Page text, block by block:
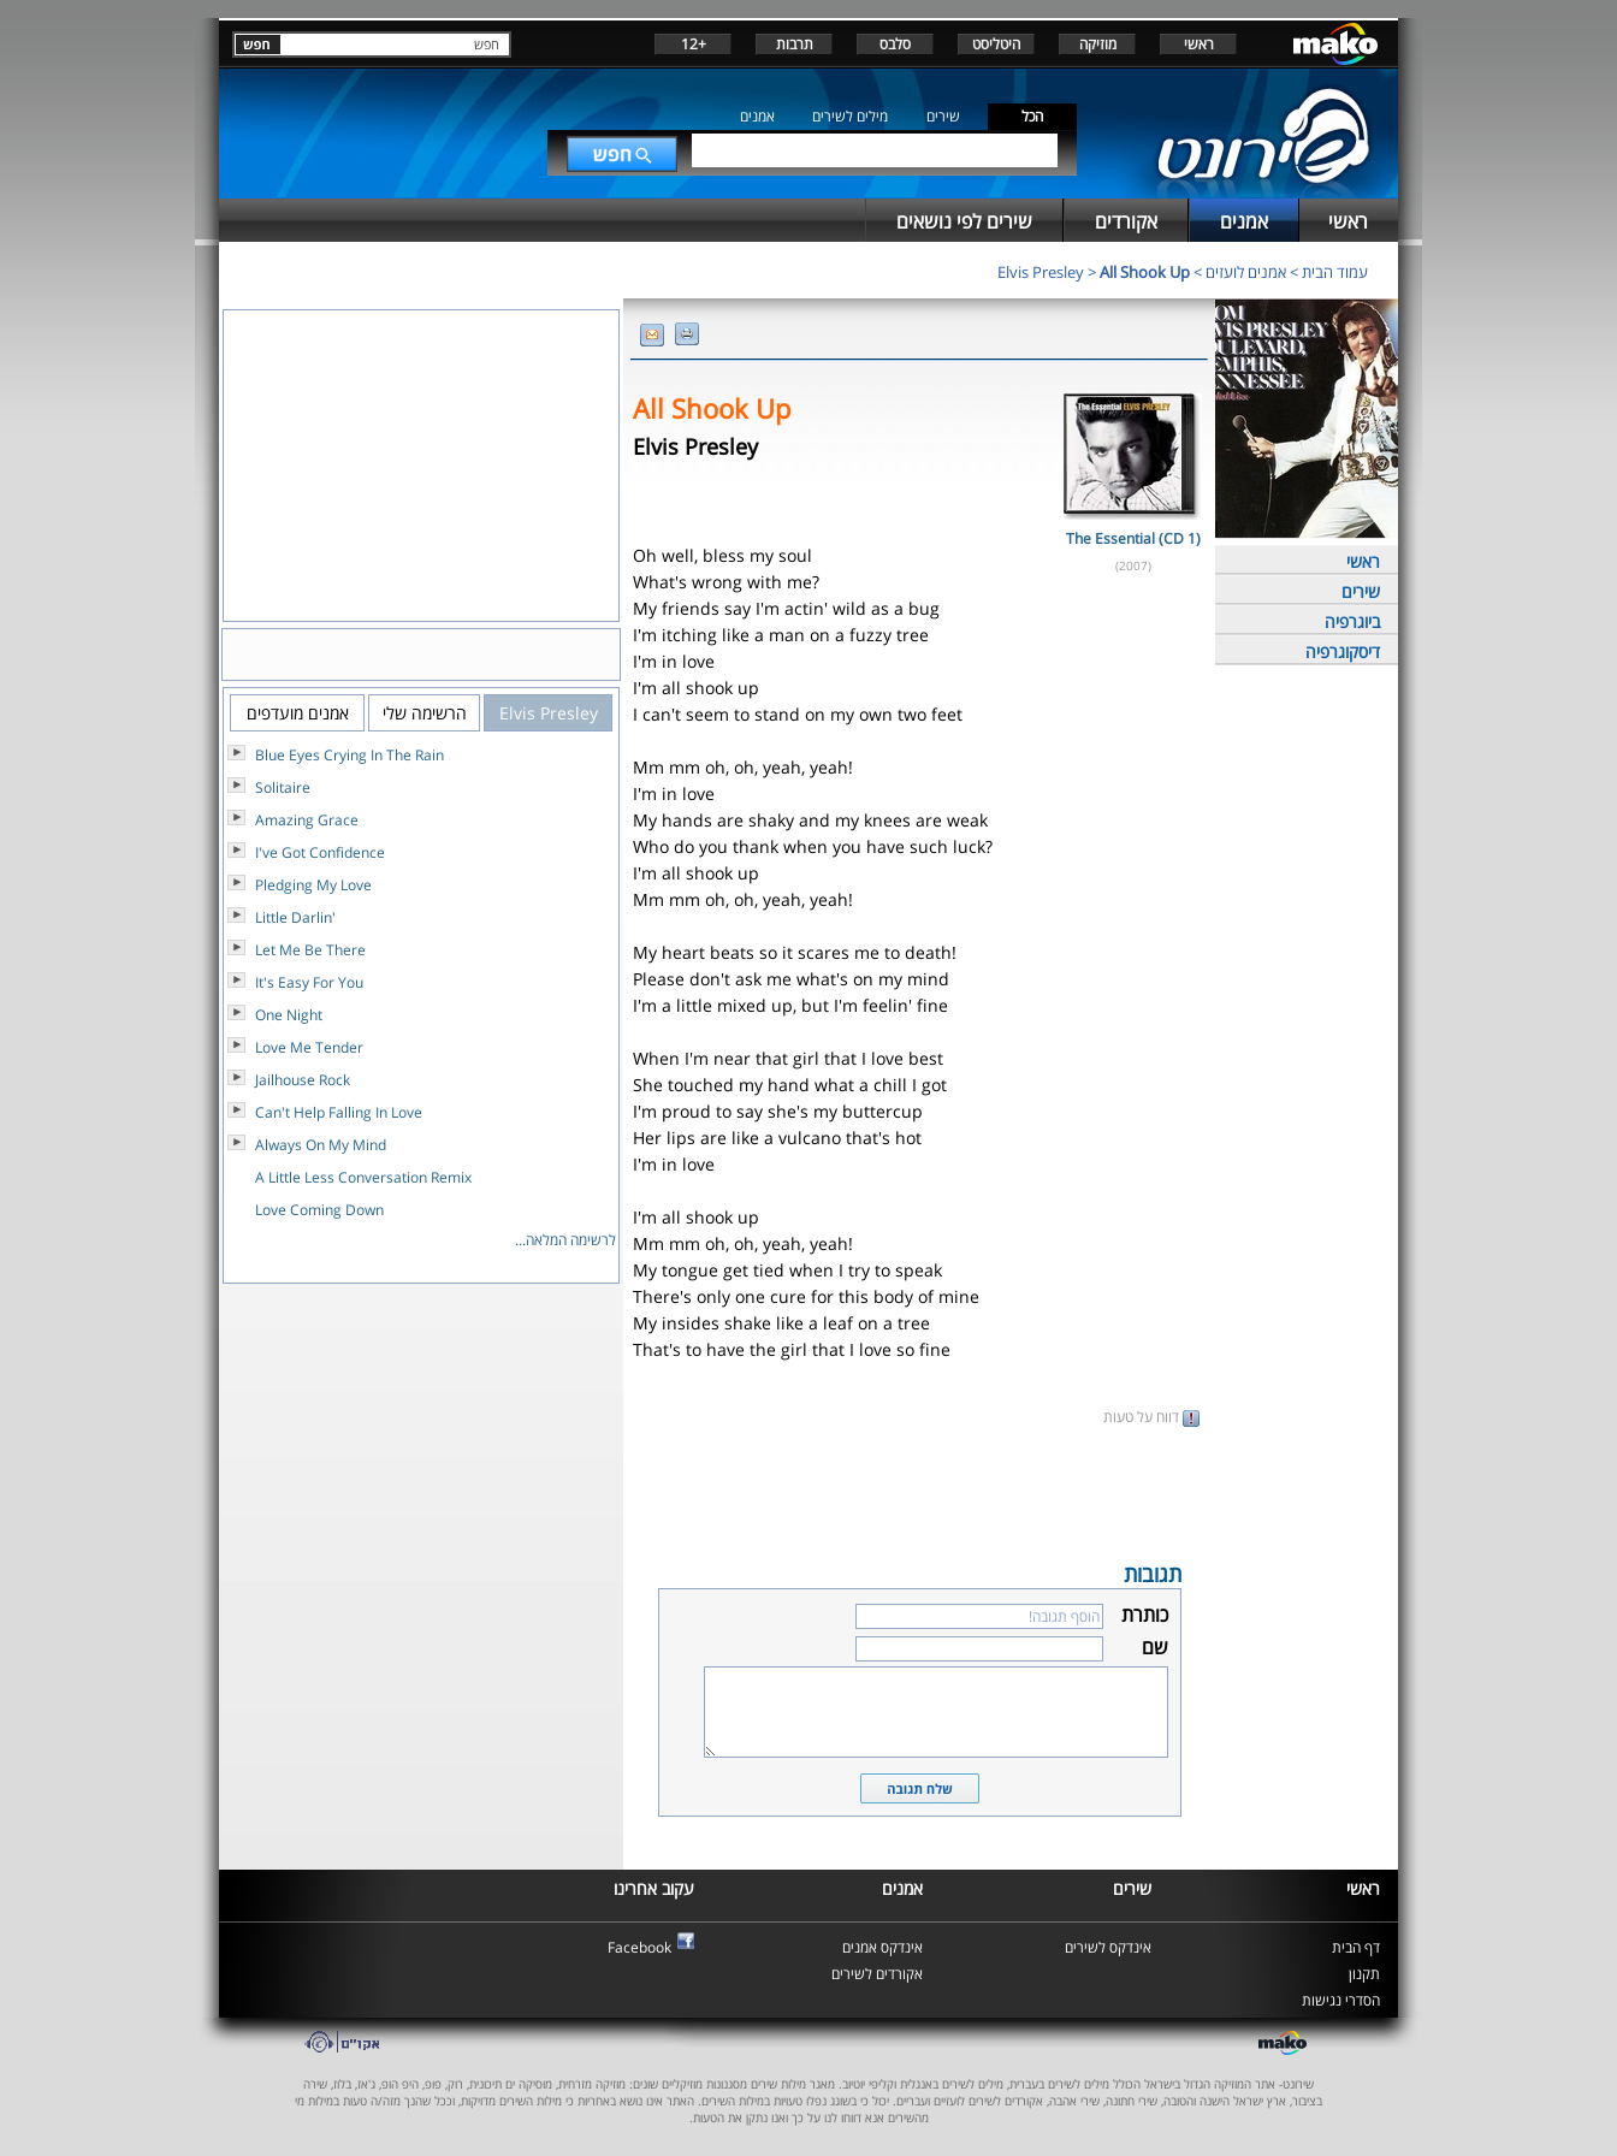
ראשי מוזיקה היטליסט סלבס תרבות +12
הכל שירים מילים לשירים אמנים
ראשי אמנים אקורדים שירים לפי נושאים
עמוד הבית>אמנים לועזים >
Elvis Presley>All Shook Up
ראשי
שירים
ביוגרפיה
דיסקוגרפיה
All Shook Up
Elvis Presley
Oh well, bless my soul
What's wrong with me?
My friends say I'm actin' wild as a bug
I'm itching like a man on a fuzzy tree
I'm in love
I'm all shook up
I can't seem to stand on my own two feet
Mm mm oh, oh, yeah, yeah!
I'm in love
My hands are shaky and my knees are weak
Who do you thank when you have such luck?
I'm all shook up
Mm mm oh, oh, yeah, yeah!
My heart beats so it scares me to death!
Please don't ask me what's on my mind
I'm a little mixed up, but I'm feelin' fine
When I'm near that girl that I love best
She touched my hand what a chill I got
I'm proud to say she's my buttercup
Her lips are like a vulcano that's hot
I'm in love
I'm all shook up
Mm mm oh, oh, yeah, yeah!
My tongue get tied when I try to speak
There's only one cure for this body of mine
My insides shake like a leaf on a tree
That's to have the girl that I love so fine
The Essential (CD 1)
(2007)
דווח על טעות
תגובות
כותרת
שם
Elvis Presley הרשימה שלי אמנים מועדפים
Blue Eyes Crying In The Rain
Solitaire
Amazing Grace
I've Got Confidence
Pledging My Love
Little Darlin'
Let Me Be There
It's Easy For You
One Night
Love Me Tender
Jailhouse Rock
Can't Help Falling In Love
Always On My Mind
A Little Less Conversation Remix
Love Coming Down
לרשימה המלאה...
ראשי שירים אמנים עקוב אחרינו
דף הבית
תקנון
הסדרי נגישות
אינדקס לשירים
אינדקס אמנים
אקורדים לשירים
Facebook
שירונט- אתר המוזיקה הגדול בישראל הכולל מילים לשירים בעברית, מילים לשירים באנגלית וקליפי יוטיוב. מאגר מילות שירים מסגנונות מוזיקליים שונים: מוזיקה מזרחית, מוסיקה ים תיכונית, רוק, פופ, היפ הופ, ג'אז, בלוז, שירה
בציבור, ארץ ישראל הישנה והטובה, שירי חתונה, שירי אהבה, אקורדים לשירים לועזיים ועבריים. יכול כי בשוגג נפלו טעויות במילות השירים. האתר אינו נושא באחריות כי מילות השירים מדויקות, וככל שהנך מזה/ה טעות במילות מי
מהשירים אנא דווחו לנו על כך ואנו נתקן את הטעות.